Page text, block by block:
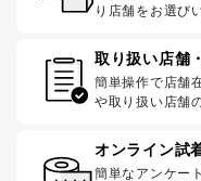
り店舗をお選び
取り扱い店舗
簡単操作で店舗
や取り扱い店舗
オンライン試
簡単なアンケー